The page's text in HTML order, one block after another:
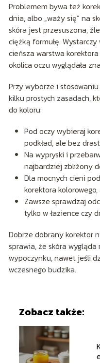
Problemem bywa też
dnia, albo „waży się” na
skóra jest przesuszona,
ciężką formułę.
cieńsza warstwa
okolica oczu wyglądała
Przy wyborze i
kilku prostych zasadach,
do koloru:
Pod oczy wybieraj
podkład, ale bez
Na wypryski i
najbardziej zbliżony
Dla mocnych cieni
korektora
Zawsze sprawdzaj
tylko w łazience czy
Dobrze dobrany korektor
sprawia, że skóra wygląda
wypoczynku, nawet jeśli
wczesnego budzika.
Zobacz także: